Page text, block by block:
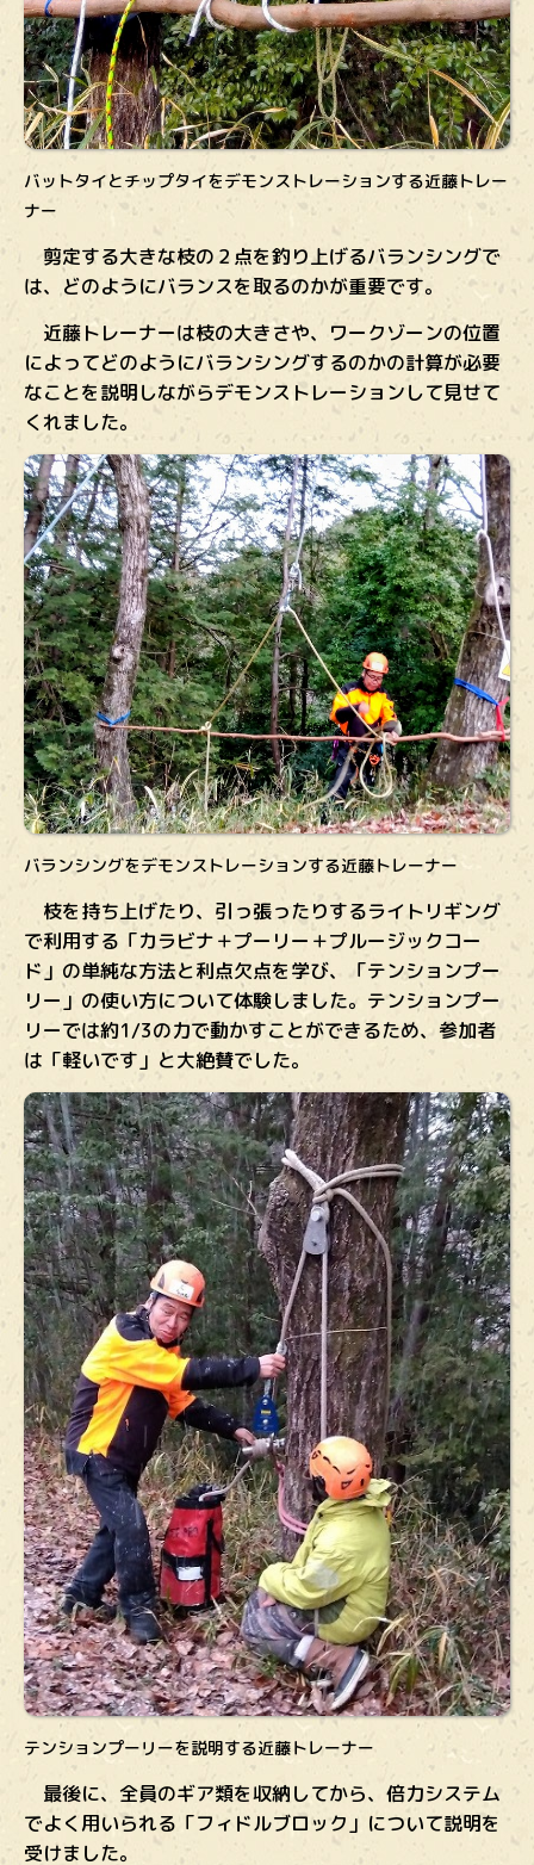
バットタイとチップタイをデモンストレーションする近藤トレー
ナー
剪定する大きな枝の２点を釣り上げるバランシングで
は、どのようにバランスを取るのかが重要です。
近藤トレーナーは枝の大きさや、ワークゾーンの位置
によってどのようにバランシングするのかの計算が必要
なことを説明しながらデモンストレーションして見せて
くれました。
バランシングをデモンストレーションする近藤トレーナー
枝を持ち上げたり、引っ張ったりするライトリギング
で利用する「カラビナ＋プーリー＋プルージックコー
ド」の単純な方法と利点欠点を学び、
「テンションプー
リー」の使い方について体験しました。テンションプー
リーでは約1/3の力で動かすことができるため、参加者
は「軽いです」と大絶賛でした。
テンションプーリーを説明する近藤トレーナー
最後に、全員のギア類を収納してから、倍力システム
でよく用いられる 「フィドルブロック」について説明を
受けました。